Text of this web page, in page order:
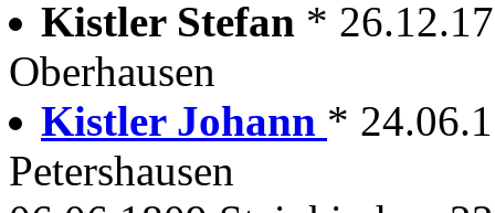
Kistler Stefan *
Oberhausen
Kistler Johann *
Petershausen